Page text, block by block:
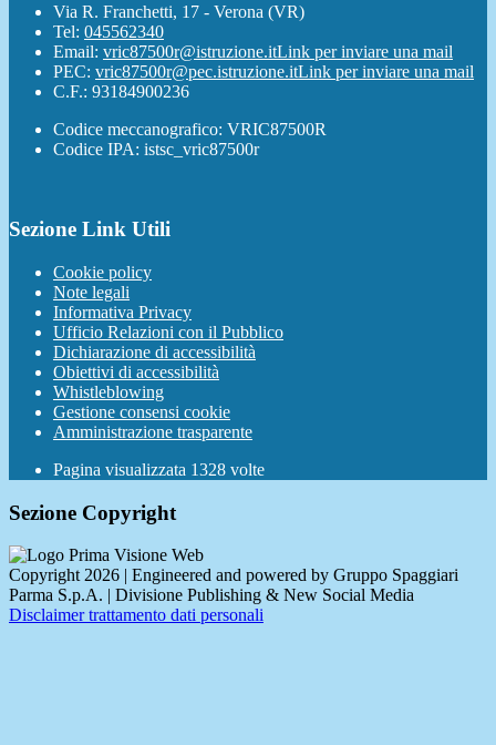
Via R. Franchetti, 17 - Verona (VR)
Tel: 045562340
Email: vric87500r@istruzione.itLink per inviare una mail
PEC: vric87500r@pec.istruzione.itLink per inviare una mail
C.F.: 93184900236
Codice meccanografico: VRIC87500R
Codice IPA: istsc_vric87500r
Sezione Link Utili
Cookie policy
Note legali
Informativa Privacy
Ufficio Relazioni con il Pubblico
Dichiarazione di accessibilità
Obiettivi di accessibilità
Whistleblowing
Gestione consensi cookie
Amministrazione trasparente
Pagina visualizzata 1328 volte
Sezione Copyright
Copyright 2026 | Engineered and powered by Gruppo Spaggiari
Parma S.p.A. | Divisione Publishing & New Social Media
Disclaimer trattamento dati personali